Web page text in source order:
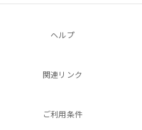
ヘルプ
関連リンク
ご利用条件